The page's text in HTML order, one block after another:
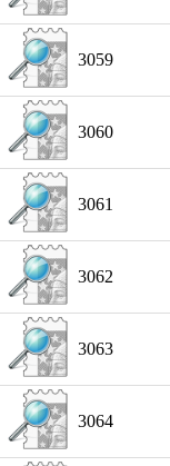
3059
3060
3061
3062
3063
3064